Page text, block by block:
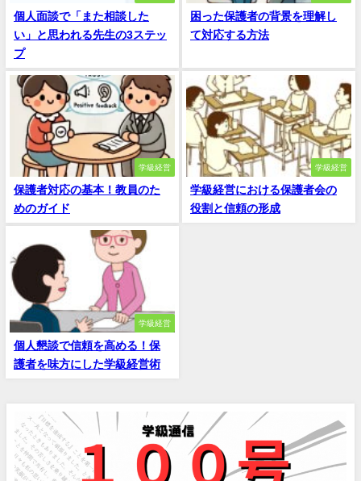
個人面談で「また相談した
い」と思われる先生の3ステッ
プ
困った保護者の背景を理解し
て対応する方法
学級経営
保護者対応の基本！教員のた
めのガイド
学級経営
学級経営における保護者会の
役割と信頼の形成
学級経営
個人懇談で信頼を高める！保
護者を味方にした学級経営術